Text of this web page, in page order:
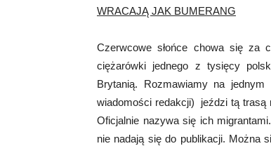
WRACAJĄ JAK BUMERANG
Czerwcowe słońce chowa się za
ciężarówki jednego z tysięcy
Brytanią. Rozmawiamy na
wiadomości redakcji) jeździ tą trasą
Oficjalnie nazywa się ich
nie nadają się do publikacji. Można